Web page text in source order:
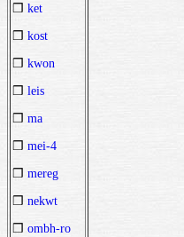
❒ ket
❒ kost
❒ kwon
❒ leis
❒ ma
❒ mei-4
❒ mereg
❒ nekwt
❒ ombh-ro